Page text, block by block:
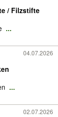
/ Filzstifte
...
04.07.2026
...
02.07.2026